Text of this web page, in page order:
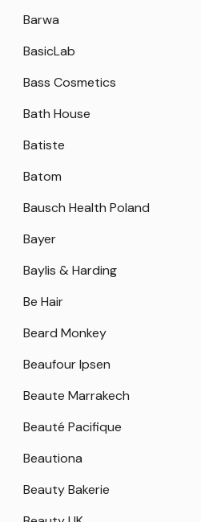
Barwa
BasicLab
Bass Cosmetics
Bath House
Batiste
Batom
Bausch Health Poland
Bayer
Baylis & Harding
Be Hair
Beard Monkey
Beaufour Ipsen
Beaute Marrakech
Beauté Pacifique
Beautiona
Beauty Bakerie